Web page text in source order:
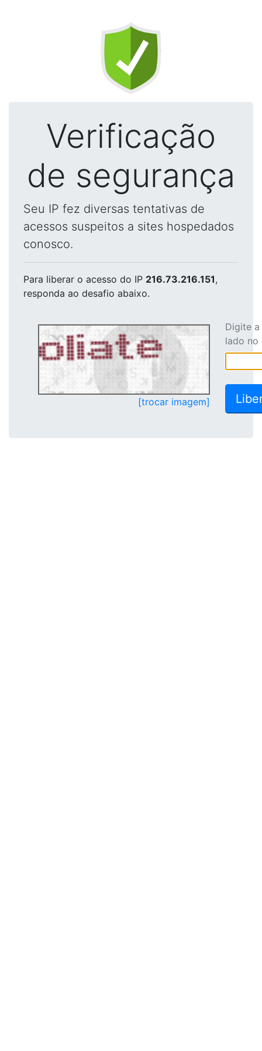
Verificação
de segurança
Seu IP fez diversas tentativas de
acessos suspeitos a sites hospedados
conosco.
Para liberar o acesso do IP 216.73.216.151,
responda ao desafio abaixo.
[trocar imagem]
Digite
lado no